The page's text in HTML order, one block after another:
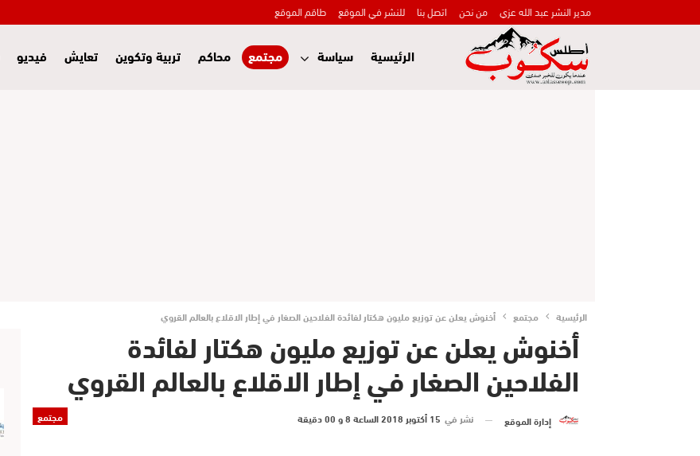
مدير النشر عبد الله عزي من نحن اتصل بنا للنشر في الموقع طاقم الموقع
الرئيسية سياسة مجتمع محاكم تربية وتكوين تعايش فيديو
الرئيسية مجتمع أخنوش يعلن عن توزيع مليون هكتار لفائدة الفلاحين الصغار في إطار الاقلاع بالعالم القروي
أخنوش يعلن عن توزيع مليون هكتار لفائدة
الفلاحين الصغار في إطار الاقلاع بالعالم القروي
مجتمع إدارة الموقع نشر في 15 أكتوبر 2018 الساعة 8 و 00 دقيقة